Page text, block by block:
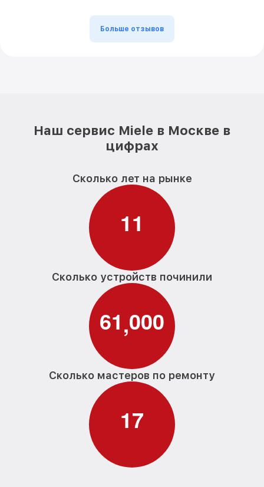
Больше отзывов
Наш сервис Miele в Москве в
цифрах
Сколько лет на рынке
11
Сколько устройств починили
61,000
Сколько мастеров по ремонту
17